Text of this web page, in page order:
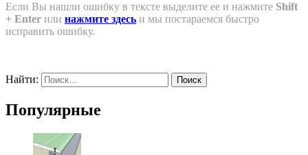
Если Вы нашли ошибку в тексте выделите ее и нажмите Shift
+ Enter или нажмите здесь и мы постараемся быстро
исправить ошибку.
Найти:
Популярные